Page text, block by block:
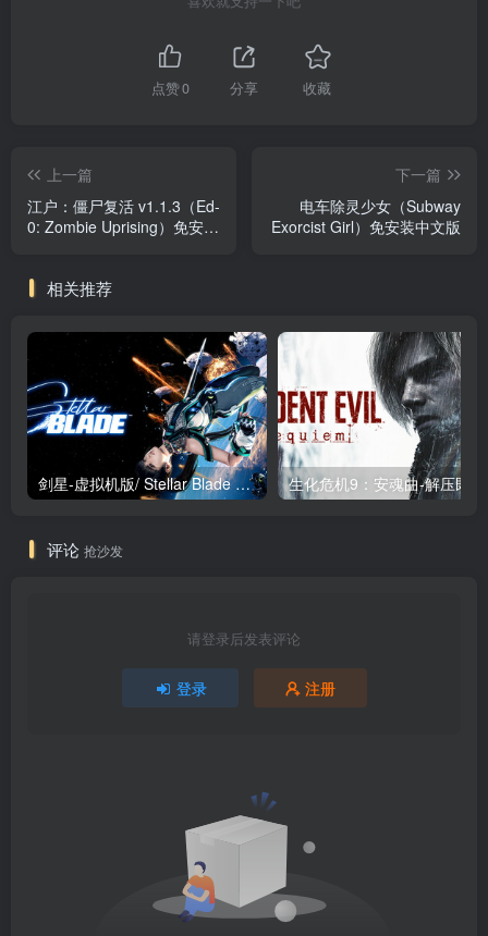
点赞0 分享 收藏
上一篇
江户：僵尸复活 v1.1.3（Ed-
0: Zombie Uprising）免安装
下一篇
电车除灵少女（Subway
Exorcist Girl）免安装中文版
相关推荐
剑星-虚拟机版/ Stellar Blade v1.4.1|Build.19963153 终极版新补丁 送修改器 免安装中文版
评论 抢沙发
请登录后发表评论
登录 注册